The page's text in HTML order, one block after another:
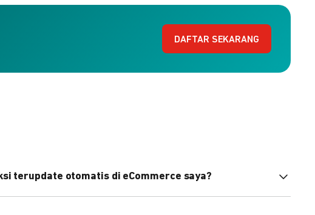
DAFTAR SEKARANG
terupdate otomatis di eCommerce saya?